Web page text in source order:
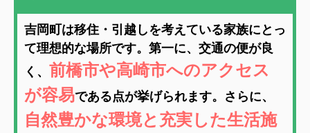
吉岡町は移住・引越しを考えている家族にとっ
て理想的な場所です。第一に、交通の便が良
く、 前橋市や高崎市へのアクセス
が容易である点が挙げられます。さらに、
自然豊かな環境と充実した生活施